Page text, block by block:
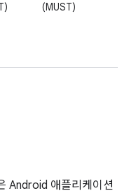
(MUST)
Android 애플리케이션